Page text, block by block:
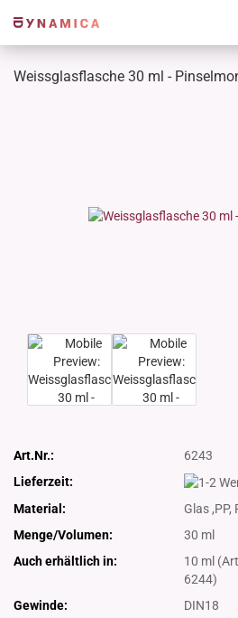
Weissglasflasche 30 ml -
Art.Nr.:
6243
Lieferzeit:
Material:
Glas ,PP,
Menge/Volumen:
30 ml
Auch erhältlich in:
10 ml
6244)
Gewinde:
DIN18